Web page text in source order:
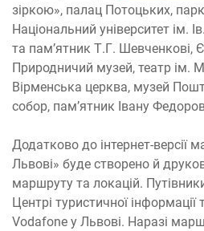
зіркою», палац Потоцьких,
Національний університет ім.
та пам’ятник Т.Г. Шевченкові,
Природничий музей, театр ім.
Вірменська церква, музей
собор, пам’ятник Івану
Додатково до інтернет-версії
Львові» буде створено й
маршруту та локацій.
Центрі туристичної
Vodafone у Львові. Наразі